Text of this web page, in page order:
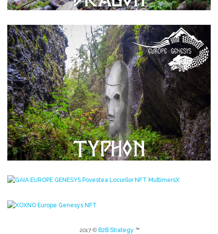
2017 © B2B Strategy ™